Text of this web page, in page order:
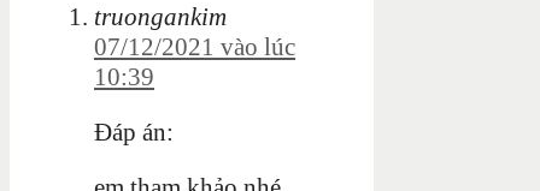
truongankim
07/12/2021 vào lúc
10:39
Đáp án: